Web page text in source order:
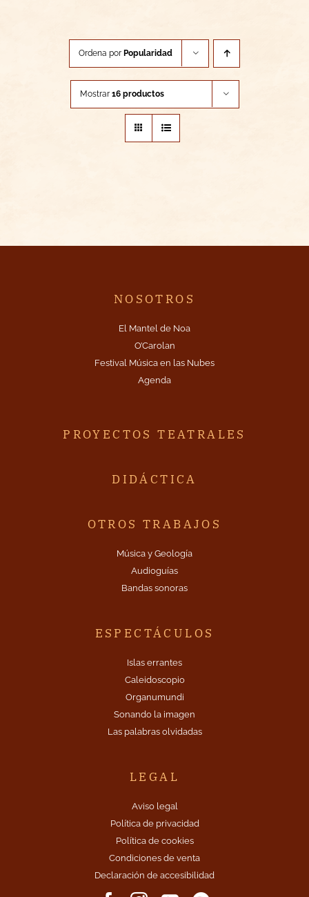
Ordena por Popularidad
Mostrar 16 productos
NOSOTROS
El Mantel de Noa
O’Carolan
Festival Música en las Nubes
Agenda
ESPECTÁCULOS
Islas errantes
Caleidoscopio
Organumundi
Sonando la imagen
Las palabras olvidadas
PROYECTOS TEATRALES
DIDÁCTICA
OTROS TRABAJOS
Música y Geología
Audioguías
Bandas sonoras
LEGAL
Aviso legal
Política de privacidad
Política de cookies
Condiciones de venta
Declaración de accesibilidad